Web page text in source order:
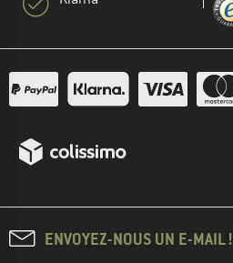
ENVOYEZ-NOUS UN E-MAIL !